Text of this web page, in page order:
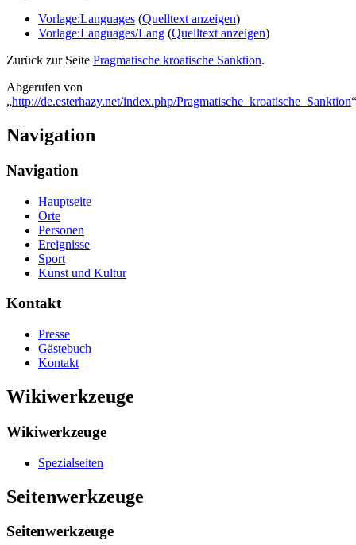
Vorlage:Languages (Quelltext anzeigen)
Vorlage:Languages/Lang (Quelltext anzeigen)
Zurück zur Seite Pragmatische kroatische Sanktion.
Abgerufen von
„http://de.esterhazy.net/index.php/Pragmatische_kroatische_Sanktion“
Navigation
Navigation
Hauptseite
Orte
Personen
Ereignisse
Sport
Kunst und Kultur
Kontakt
Presse
Gästebuch
Kontakt
Wikiwerkzeuge
Wikiwerkzeuge
Spezialseiten
Seitenwerkzeuge
Seitenwerkzeuge